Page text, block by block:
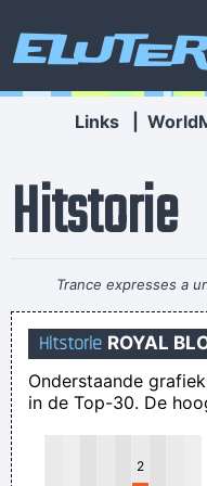
Links
Hitstorie
Trance expresses a
freedom. That’s why
some reason the
that feeling, but
credit. You
Hitstorie ROYAL
Onderstaande
in de Top-30. De
2